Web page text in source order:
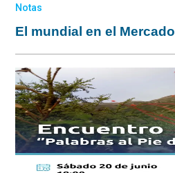
Notas
El mundial en el